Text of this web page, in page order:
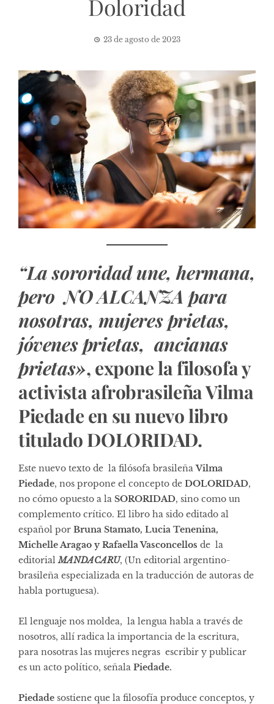
Doloridad
23 de agosto de 2023
“La sororidad une, hermana,
pero NO ALCANZA para
nosotras, mujeres prietas,
jóvenes prietas, ancianas
prietas», expone la filosofa y
activista afrobrasileña Vilma
Piedade en su nuevo libro
titulado DOLORIDAD.
Este nuevo texto de la filósofa brasileñaVilma
Piedade, nos propone el concepto de DOLORIDAD,
no cómo opuesto a la SORORIDAD, sino como un
complemento crítico. El libro ha sido editado al
español por Bruna Stamato, Lucia Tenenina,
Michelle Aragao y Rafaella Vasconcellos de la
editorial MANDACARU, (Un editorial argentino-
brasileña especializada en la traducción de autoras de
habla portuguesa).
El lenguaje nos moldea, la lengua habla a través de
nosotros, allí radica la importancia de la escritura,
para nosotras las mujeres negras escribir y publicar
es un acto político, señala Piedade.
Piedade sostiene que la filosofía produce conceptos, y